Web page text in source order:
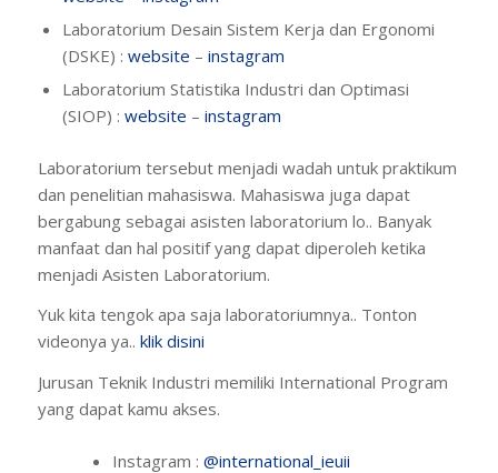
Laboratorium Desain Sistem Kerja dan Ergonomi
(DSKE) : website – instagram
Laboratorium Statistika Industri dan Optimasi
(SIOP) : website – instagram
Laboratorium tersebut menjadi wadah untuk praktikum
dan penelitian mahasiswa. Mahasiswa juga dapat
bergabung sebagai asisten laboratorium lo.. Banyak
manfaat dan hal positif yang dapat diperoleh ketika
menjadi Asisten Laboratorium.
Yuk kita tengok apa saja laboratoriumnya.. Tonton
videonya ya.. klik disini
Jurusan Teknik Industri memiliki International Program
yang dapat kamu akses.
Instagram : @international_ieuii